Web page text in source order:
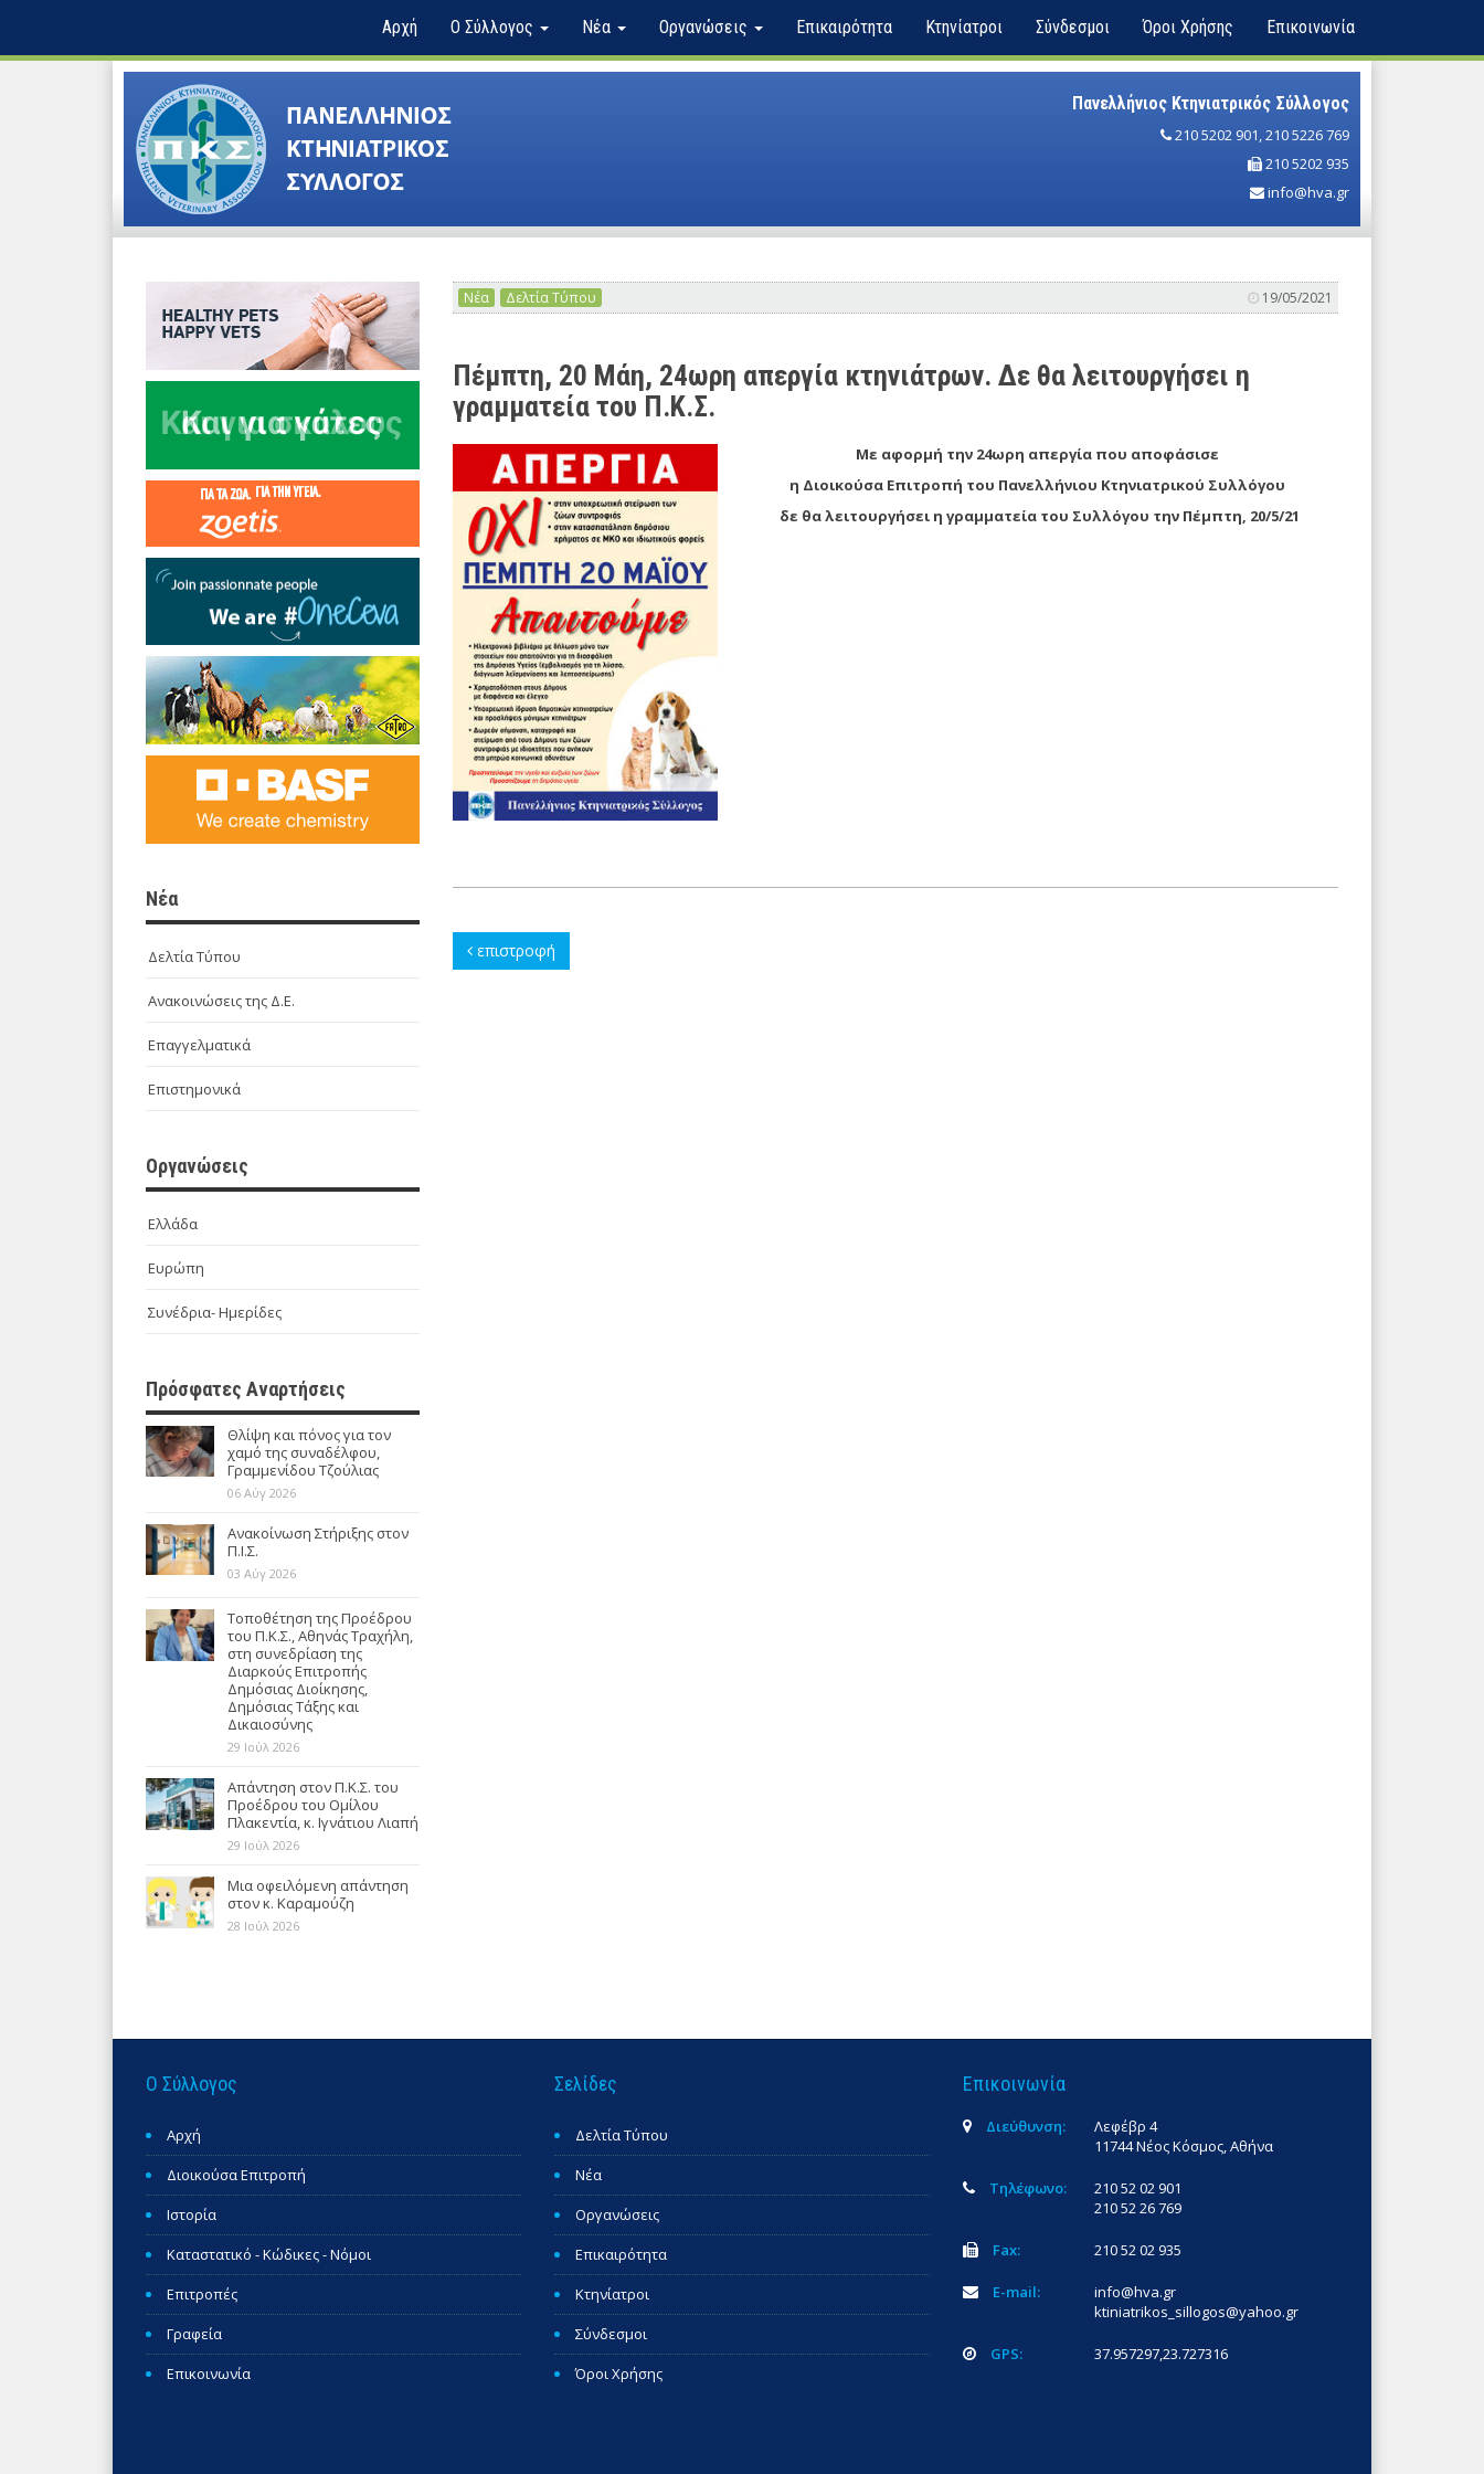
Αρχή Ο Σύλλογος Νέα Οργανώσεις Επικαιρότητα Κτηνίατροι Σύνδεσμοι Όροι Χρήσης Επικοινωνία
Πανελλήνιος Κτηνιατρικός Σύλλογος
210 5202 901,210 5226 769
210 5202 935
info@hva.gr
Νέα
Δελτία Τύπου
Ανακοινώσεις της Δ.Ε.
Επαγγελματικά
Επιστημονικά
Οργανώσεις
Ελλάδα
Ευρώπη
Συνέδρια- Ημερίδες
Πρόσφατες Αναρτήσεις
Θλίψη και πόνος για τον
χαμό της συναδέλφου,
Γραμμενίδου Τζούλιας
06 Αύγ 2026
Ανακοίνωση Στήριξης στον
Π.Ι.Σ.
03 Αύγ 2026
Τοποθέτηση της Προέδρου
του Π.Κ.Σ., Αθηνάς Τραχήλη,
στη συνεδρίαση της
Διαρκούς Επιτροπής
Δημόσιας Διοίκησης,
Δημόσιας Τάξης και
Δικαιοσύνης
29 Ιούλ 2026
Απάντηση στον Π.Κ.Σ. του
Προέδρου του Ομίλου
Πλακεντία, κ. Ιγνάτιου Λιαπή
29 Ιούλ 2026
Μια οφειλόμενη απάντηση
στον κ. Καραμούζη
28 Ιούλ 2026
Νέα Δελτία Τύπου 19/05/2021
Πέμπτη, 20 Μάη, 24ωρη απεργία κτηνιάτρων. Δε θα λειτουργήσει η
γραμματεία του Π.Κ.Σ.
Με αφορμή την 24ωρη απεργία που αποφάσισε
η Διοικούσα Επιτροπή του Πανελλήνιου Κτηνιατρικού Συλλόγου
δε θα λειτουργήσει η γραμματεία του Συλλόγου την Πέμπτη, 20/5/21
επιστροφή
Ο Σύλλογος
Αρχή
Διοικούσα Επιτροπή
Ιστορία
Καταστατικό - Κώδικες - Νόμοι
Επιτροπές
Γραφεία
Επικοινωνία
Σελίδες
Δελτία Τύπου
Νέα
Οργανώσεις
Επικαιρότητα
Κτηνίατροι
Σύνδεσμοι
Όροι Χρήσης
Επικοινωνία
Διεύθυνση:
Λεφέβρ 4
11744 Νέος Κόσμος, Αθήνα
Τηλέφωνο:
210 52 02 901
210 52 26 769
Fax: 210 52 02 935
E-mail:
info@hva.gr
ktiniatrikos_sillogos@yahoo.gr
GPS: 37.957297,23.727316